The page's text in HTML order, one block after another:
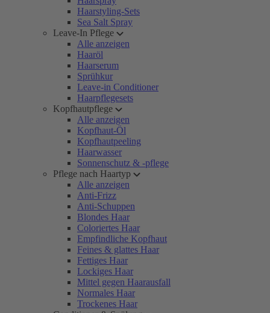
Haarstyling-Sets
Sea Salt Spray
Leave-In Pflege
Alle anzeigen
Haaröl
Haarserum
Sprühkur
Leave-in Conditioner
Haarpflegesets
Kopfhautpflege
Alle anzeigen
Kopfhaut-Öl
Kopfhautpeeling
Haarwasser
Sonnenschutz & -pflege
Pflege nach Haartyp
Alle anzeigen
Anti-Frizz
Anti-Schuppen
Blondes Haar
Coloriertes Haar
Empfindliche Kopfhaut
Feines & glattes Haar
Fettiges Haar
Lockiges Haar
Mittel gegen Haarausfall
Normales Haar
Trockenes Haar